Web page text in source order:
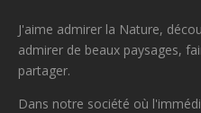
J'aime admirer la Nature,
admirer de beaux paysages,
partager.
Dans notre société où